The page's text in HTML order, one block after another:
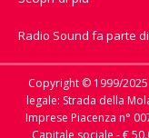
Radio Sound fa parte di
Copyright © 1999/
legale: Strada della
Imprese Piacenza n°